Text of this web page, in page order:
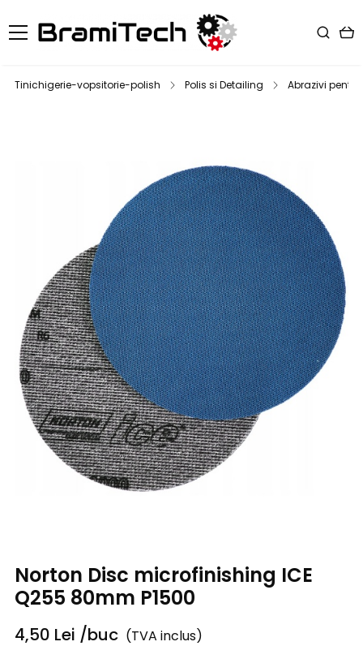
Tinichigerie-vopsitorie-polish Polis si Detailing Abrazivi
Norton Disc microfinishing ICE
Q255 80mm P1500
4,50 Lei /buc (TVA inclus)